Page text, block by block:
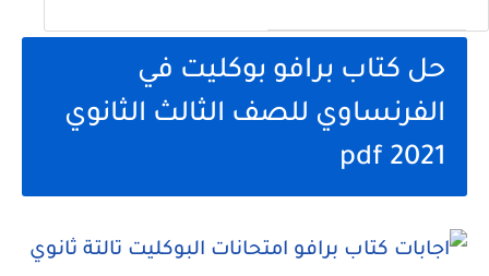
حل كتاب برافو بوكليت في
الفرنساوي للصف الثالث الثانوي
2021 pdf